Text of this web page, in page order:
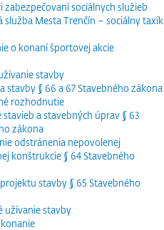
zabezpečovaní sociálnych služieb
služba Mesta Trenčín – sociálny taxík
o konaní športovej akcie
stavby
stavby § 66 a 67 Stavebného zákona
rozhodnutie
stavieb a stavebných úprav § 63
zákona
odstránenia nepovolenej
konštrukcie § 64 Stavebného
stavby § 65 Stavebného
užívanie stavby